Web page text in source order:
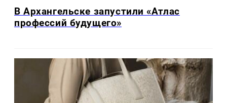
В Архангельске запустили «Атлас
профессий будущего»